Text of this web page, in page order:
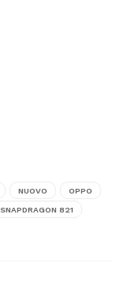
NUOVO OPPO
SNAPDRAGON 821